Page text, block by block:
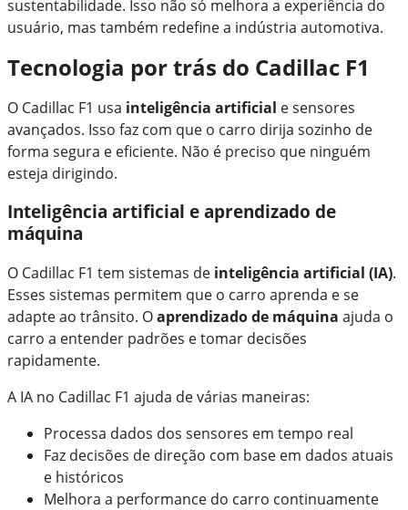
sustentabilidade. Isso não só melhora a experiência do
usuário, mas também redefine a indústria automotiva.
Tecnologia por trás do Cadillac F1
O Cadillac F1 usa inteligência artificial e sensores
avançados. Isso faz com que o carro dirija sozinho de
forma segura e eficiente. Não é preciso que ninguém
esteja dirigindo.
Inteligência artificial e aprendizado de
máquina
O Cadillac F1 tem sistemas de inteligência artificial (IA).
Esses sistemas permitem que o carro aprenda e se
adapte ao trânsito. Oaprendizado de máquina ajuda o
carro a entender padrões e tomar decisões
rapidamente.
A IA no Cadillac F1 ajuda de várias maneiras:
Processa dados dos sensores em tempo real
Faz decisões de direção com base em dados atuais
e históricos
Melhora a performance do carro continuamente